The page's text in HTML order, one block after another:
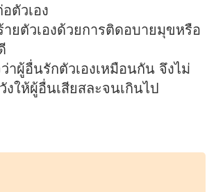
ตัวเอง
ายตัวเองด้วยการติดอบายมุขหรือ
ว่าผู้อื่นรักตัวเองเหมือนกัน จึงไม่
งให้ผู้อื่นเสียสละจนเกินไป